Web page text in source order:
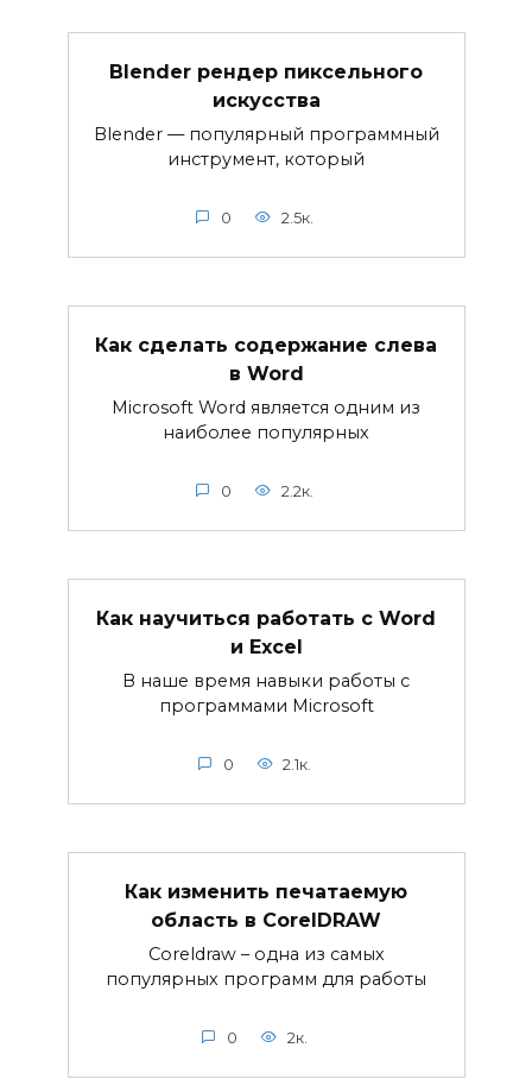
Blender рендер пиксельного
искусства
Blender — популярный программный
инструмент, который
0 2.5к.
Как сделать содержание слева
в Word
Microsoft Word является одним из
наиболее популярных
0 2.2к.
Как научиться работать с Word
и Excel
В наше время навыки работы с
программами Microsoft
0 2.1к.
Как изменить печатаемую
область в CorelDRAW
Coreldraw – одна из самых
популярных программ для работы
0 2к.